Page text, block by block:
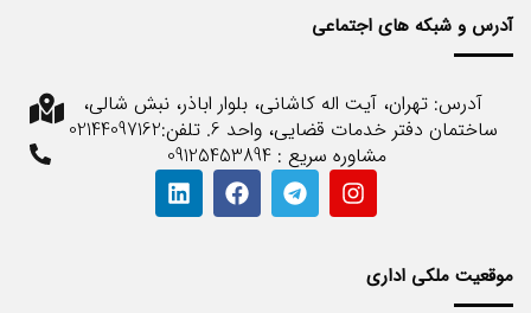
آدرس و شبکه های اجتماعی
آدرس: تهران، آیت اله کاشانی، بلوار اباذر، نبش شالی،
ساختمان دفتر خدمات قضایی، واحد 6. تلفن:02144097162
مشاوره سریع : 09125453894
موقعیت ملکی اداری